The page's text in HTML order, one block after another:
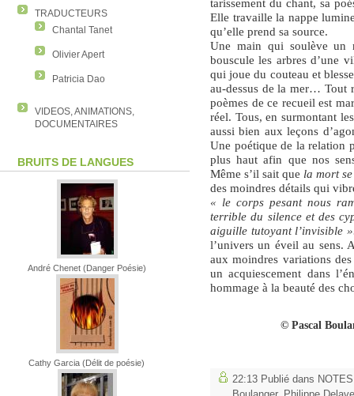
TRADUCTEURS
Chantal Tanet
Olivier Apert
Patricia Dao
VIDEOS, ANIMATIONS,
DOCUMENTAIRES
BRUITS DE LANGUES
André Chenet (Danger Poésie)
Cathy Garcia (Délit de poésie)
tarissement du chant, sa
Elle travaille la nappe
qu’elle prend sa source.
Une main qui soulève
bouscule les arbres d’une
qui joue du couteau et
au-dessus de la mer…
poèmes de ce recueil est
réel. Tous, en surmontant
aussi bien aux leçons
Une poétique de la relation
plus haut afin que nos
Même s’il sait que la mort
des moindres détails qui
« le corps pesant nous
terrible du silence et des
aiguille tutoyant l’invisible
l’univers un éveil au sens.
aux moindres variations
un acquiescement dans
hommage à la beauté des
© Pascal
22:13 Publié dans